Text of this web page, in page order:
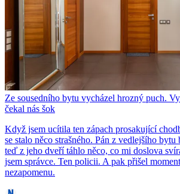
Ze sousedního bytu vycházel hrozný puch.
čekal nás šok
Když jsem ucítila ten zápach prosakující
se stalo něco strašného. Pán z vedlejšího
teď z jeho dveří táhlo něco, co mi doslova
jsem správce. Ten policii. A pak přišel
nezapomenu.